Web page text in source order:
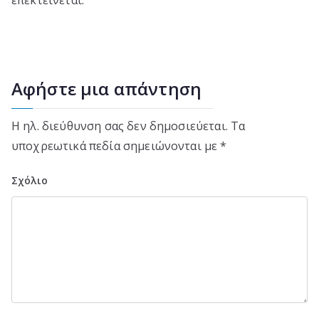
Αφήστε μια απάντηση
Η ηλ. διεύθυνση σας δεν δημοσιεύεται. Τα
υποχρεωτικά πεδία σημειώνονται με*
Σχόλιο